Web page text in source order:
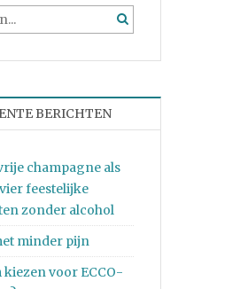
BERICHTEN
champagne als
feestelijke
zonder alcohol
minder pijn
kiezen voor ECCO-